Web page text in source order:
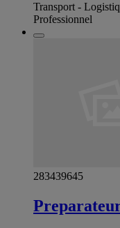
Transport -
Professionnel
283439645